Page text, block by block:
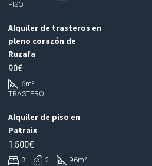
PISO
Alquiler de trasteros en
pleno corazón de
Ruzafa
90€
6m²
TRASTERO
Alquiler de piso en
Patraix
1.500€
3 2 96m²